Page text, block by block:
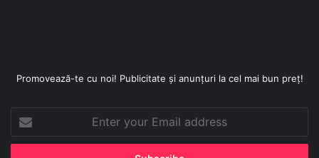
Promovează-te cu noi! Publicitate și anunțuri la cel mai bun preț!
your
Email